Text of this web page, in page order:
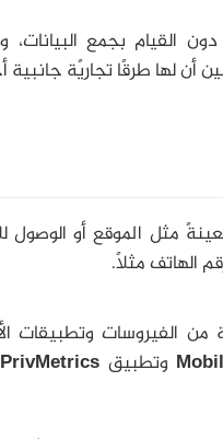
القيام بجمع
أن لها طرقًا تجاريًة جانبية
مثل الموقع أو
الهاتف مثلاً.
من الفيروسات وتطبيقات
وتطبيق PrivMetrics.